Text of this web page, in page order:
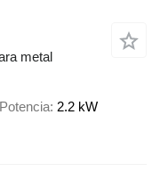
metal
Potencia 2.2 kW